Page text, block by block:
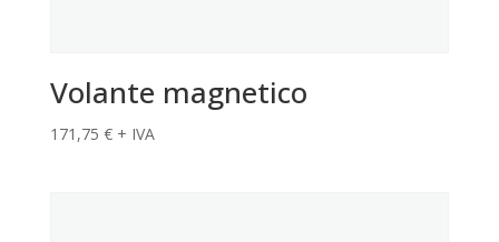
Volante magnetico
171,75 € + IVA